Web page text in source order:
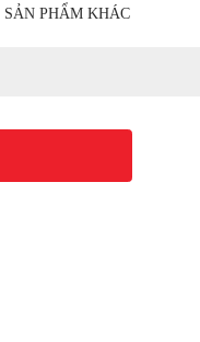
SẢN PHẨM KHÁC